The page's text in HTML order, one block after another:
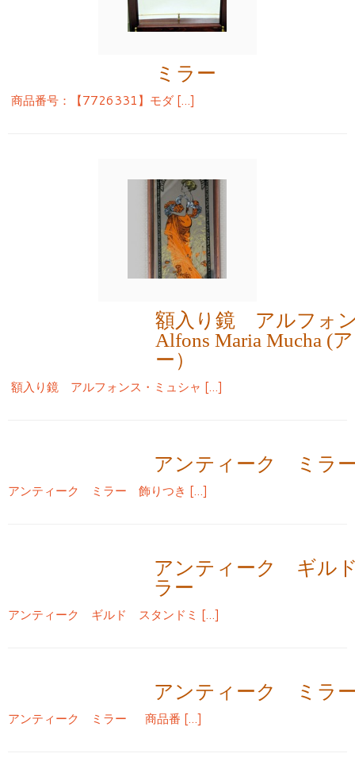
ミラー
商品番号：【7726331】モダ […]
額入り鏡 アルフォ
Alfons Maria Mucha (
ー）
額入り鏡 アルフォンス・ミュシャ […]
アンティーク ミラ
アンティーク ミラー 飾りつき […]
アンティーク ギル
ラー
アンティーク ギルド スタンドミ […]
アンティーク ミラ
アンティーク ミラー 商品番 […]